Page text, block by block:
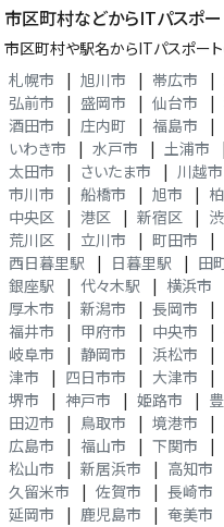
市区町村などからITパスポ
市区町村や駅名からITパスポー
札幌市
| 旭川市 | 帯広市 |
弘前市
| 盛岡市 | 仙台市 |
酒田市
| 庄内町 | 福島市 |
いわき市
| 水戸市 | 土浦市 |
太田市
| さいたま市 | 川越市
市川市
| 船橋市 | 旭市 |
中央区
| 港区 | 新宿区 |
荒川区
| 立川市 | 町田市 |
西日暮里駅
| 日暮里駅 | 田
銀座駅
| 代々木駅 | 横浜市
厚木市
| 新潟市 | 長岡市 |
福井市
| 甲府市 | 中央市 |
岐阜市
| 静岡市 | 浜松市 |
津市
| 四日市市 | 大津市 |
堺市
| 神戸市 | 姫路市 |
田辺市
| 鳥取市 | 境港市 |
広島市
| 福山市 | 下関市 |
松山市
| 新居浜市 | 高知市
久留米市
| 佐賀市 | 長崎市
延岡市
| 鹿児島市 | 奄美市